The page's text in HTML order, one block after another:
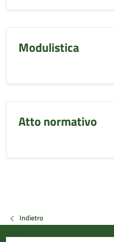
Modulistica
Atto normativo
Indietro